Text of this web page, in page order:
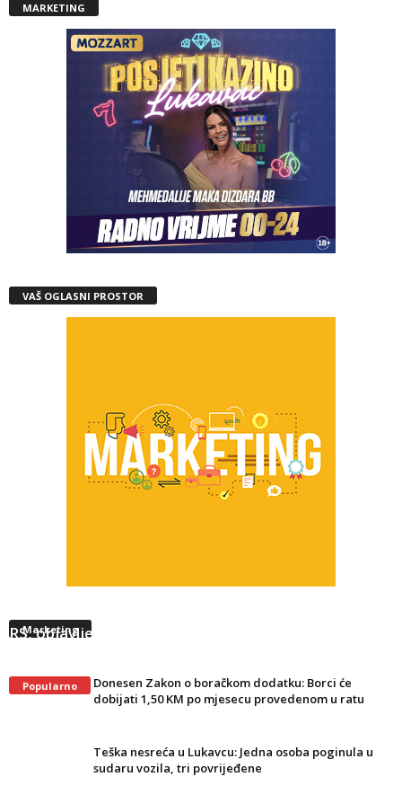
MARKETING
VAŠ OGLASNI PROSTOR
Marketing
Popularno
RS, objavljeni novi podaci
Donesen Zakon o boračkom dodatku: Borci će
dobijati 1,50 KM po mjesecu provedenom u ratu
Teška nesreća u Lukavcu: Jedna osoba poginula u
sudaru vozila, tri povrijeđene